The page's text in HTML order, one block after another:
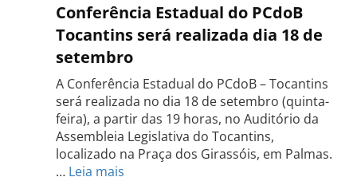
Conferência Estadual do PCdoB
Tocantins será realizada dia 18 de
setembro
A Conferência Estadual do PCdoB – Tocantins
será realizada no dia 18 de setembro (quinta-
feira), a partir das 19 horas, no Auditório da
Assembleia Legislativa do Tocantins,
localizado na Praça dos Girassóis, em Palmas.
… Leia mais